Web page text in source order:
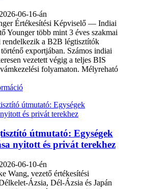
06-16-án
Értékesítési Képviselő — Indiai
Younger több mint 3 éves szakmai
rendelkezik a B2B légtisztítók
exportjában. Számos indiai
vezetett végig a teljes BIS
folyamaton. Mélyreható
útmutató: Egységek
nyitott és privát terekhez
06-10-én
Wang, vezető értékesítési
Ázsia, Dél-Ázsia és Japán